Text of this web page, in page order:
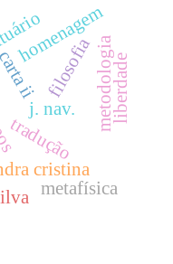
tradução
j. nav.
carta ii
cristina
homenagem
filosofia
metafísica
metodologialiberdade